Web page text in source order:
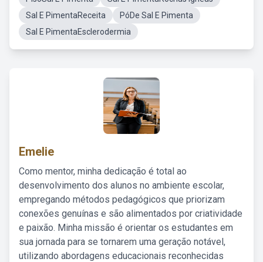
Sal E PimentaReceita
PóDe Sal E Pimenta
Sal E PimentaEsclerodermia
Emelie
Como mentor, minha dedicação é total ao
desenvolvimento dos alunos no ambiente escolar,
empregando métodos pedagógicos que priorizam
conexões genuínas e são alimentados por criatividade
e paixão. Minha missão é orientar os estudantes em
sua jornada para se tornarem uma geração notável,
utilizando abordagens educacionais reconhecidas